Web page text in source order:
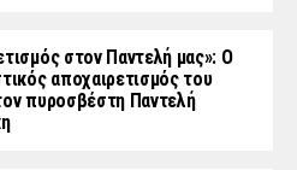
στον Παντελή μας»: Ο
αποχαιρετισμός του
πυροσβέστη Παντελή